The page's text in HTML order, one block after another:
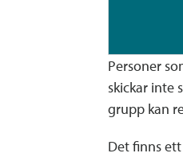
Personer
skickar inte
grupp kan
Det finns